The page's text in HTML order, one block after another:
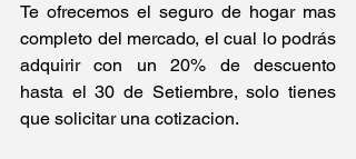
Te ofrecemos el seguro de hogar mas
completo del mercado, el cual lo podrás
adquirir con un 20% de descuento
hasta el 30 de Setiembre, solo tienes
que solicitar una cotizacion.